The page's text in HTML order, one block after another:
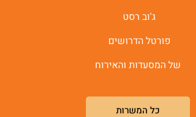
ג'וב רסט
פורטל הדרושים
של המסעדות והאירוח
כל המשרות